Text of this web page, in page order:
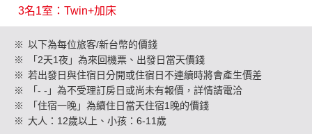
創造旅遊
3名1室：Twin+加床
※ 以下為每位旅客/新台幣的價錢
※
「2天1夜」為來回機票、出發日當天價錢
※ 若出發日與住宿日分開或住宿日不連續時將會產生價差
※
「- -」為不受理訂房日或尚未有報價，詳情請電洽
※
「住宿一晚」為續住日當天住宿1晚的價錢
※ 大人：12歲以上、小孩：6-11歲